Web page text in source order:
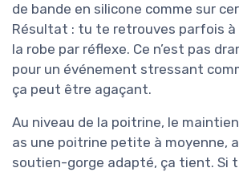
de bande en silicone comme sur
Résultat : tu te retrouves parfois à
la robe par réflexe. Ce n’est pas
pour un événement stressant
ça peut être agaçant.
Au niveau de la poitrine, le
as une poitrine petite à moyenne,
soutien-gorge adapté, ça tient. Si